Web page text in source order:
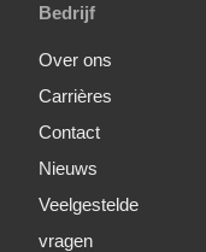
Bedrijf
Over ons
Carrières
Contact
Nieuws
Veelgestelde
vragen